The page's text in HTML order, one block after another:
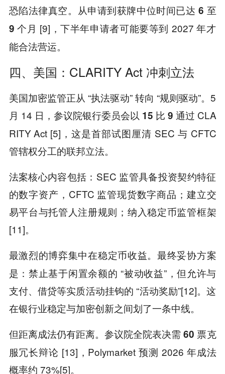
恐陷法律真空。从申请到获牌中位时间已达 6 至
9个月 [9]，下半年申请者可能要等到 2027 年才
能合法营运。
四、美国：CLARITY Act 冲刺立法
美国加密监管正从 “执法驱动” 转向 “规则驱动”。5
月 14 日，参议院银行委员会以 15 比 9 通过 CLA
RITY Act [5]，这是首部试图厘清 SEC 与 CFTC
管辖权分工的联邦立法。
法案核心内容包括：SEC 监管具备投资契约特征
的数字资产，CFTC 监管现货数字商品；建立交
易平台与托管人注册规则；纳入稳定币监管框架
[11]。
最激烈的博弈集中在稳定币收益。最终妥协方案
是：禁止基于闲置余额的 “被动收益”，但允许与
支付、借贷等实质活动挂钩的 “活动奖励”[12]。这
在银行业稳定与加密创新之间划了一条中线。
但距离成法仍有距离。参议院全院表决需 60 票克
服冗长辩论 [13]，Polymarket 预测 2026 年成法
概率约 73%[5]。